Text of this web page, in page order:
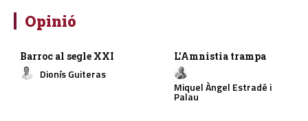
Opinió
Barroc al segle XXI
Dionís Guiteras
L’Amnistia trampa
Miquel Àngel Estradé i
Palau